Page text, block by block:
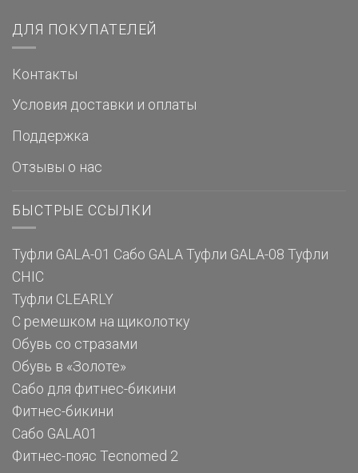
ДЛЯ ПОКУПАТЕЛЕЙ
Контакты
Условия доставки и оплаты
Поддержка
Отзывы о нас
БЫСТРЫЕ ССЫЛКИ
Туфли GALA-01 Сабо GALA Туфли GALA-08 Туфли
CHIC
Туфли CLEARLY
С ремешком на щиколотку
Обувь со стразами
Обувь в «Золоте»
Сабо для фитнес-бикини
Фитнес-бикини
Сабо GALA01
Фитнес-пояс Tecnomed 2